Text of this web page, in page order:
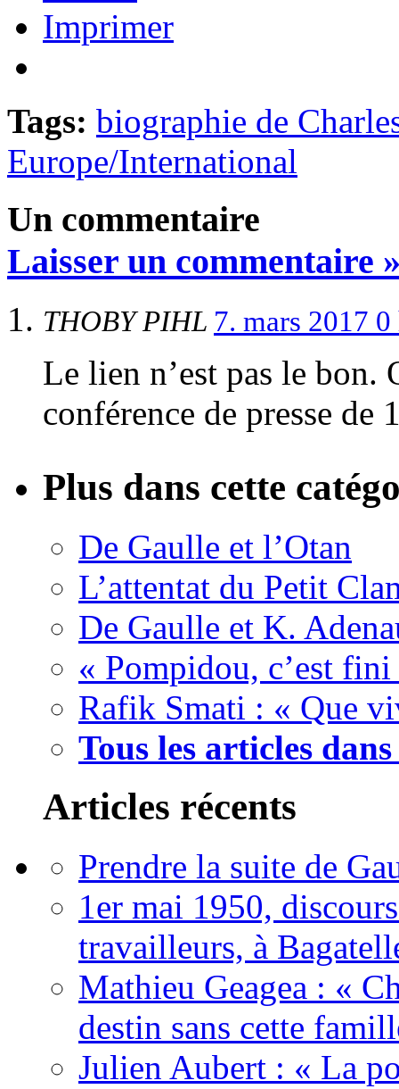
Imprimer
Tags: biographie de
Europe/International
Un commentaire
Laisser un commentaire
THOBY PIHL 7. mars 2017
Le lien n’est pas le
conférence de presse de
Plus dans cette
De Gaulle et l’Otan
L’attentat du Petit
De Gaulle et K.
« Pompidou, c’est
Rafik Smati : « Que
Tous les articles
Articles récents
Prendre la suite de
1er mai 1950,
travailleurs, à
Mathieu Geagea : «
destin sans cette
Julien Aubert : « La